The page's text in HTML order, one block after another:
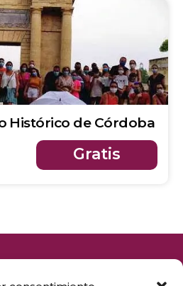
Histórico de Córdoba
Gratis